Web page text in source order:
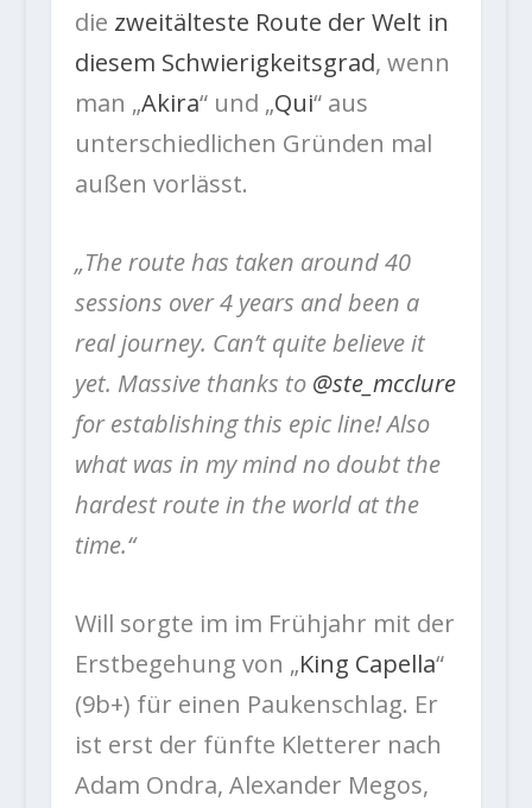
die zweitälteste Route der Welt in
diesem Schwierigkeitsgrad, wenn
man „Akira“ und „Qui“ aus
unterschiedlichen Gründen mal
außen vorlässt.
„The route has taken around 40
sessions over 4 years and been a
real journey. Can’t quite believe it
yet. Massive thanks to @ste_mcclure
for establishing this epic line! Also
what was in my mind no doubt the
hardest route in the world at the
time.“
Will sorgte im im Frühjahr mit der
Erstbegehung von „King Capella“
(9b+) für einen Paukenschlag. Er
ist erst der fünfte Kletterer nach
Adam Ondra, Alexander Megos,